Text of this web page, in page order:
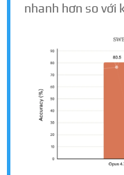
nhanh hơn so với